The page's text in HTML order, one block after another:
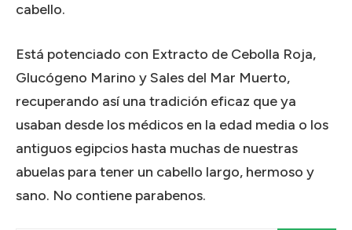
cabello.
Está potenciado con Extracto de Cebolla Roja,
Glucógeno Marino y Sales del Mar Muerto,
recuperando así una tradición eficaz que ya
usaban desde los médicos en la edad media o los
antiguos egipcios hasta muchas de nuestras
abuelas para tener un cabello largo, hermoso y
sano. No contiene parabenos.